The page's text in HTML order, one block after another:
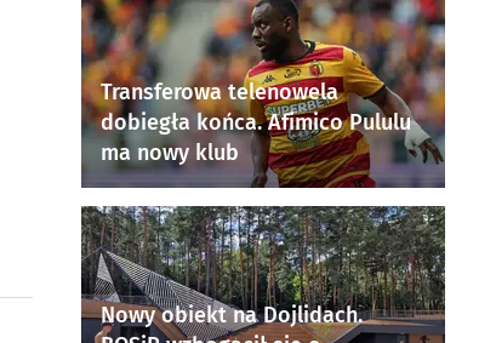
Transferowa telenowela
dobiegła końca. Afimico Pululu
ma nowy klub
Nowy obiekt na Dojlidach.